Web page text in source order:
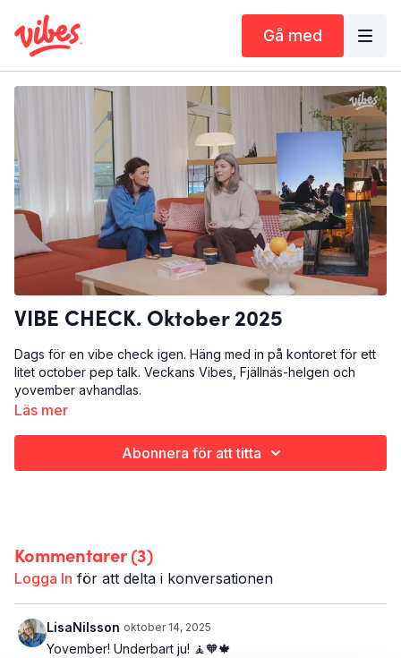
Gå med
VIBE CHECK. Oktober 2025
Dags för en vibe check igen. Häng med in på kontoret för ett
litet october pep talk. Veckans Vibes, Fjällnäs-helgen och
yovember avhandlas.
Läs mer
Abonnera för att titta
Kommentarer (3)
Logga In för att delta i konversationen
LisaNilsson oktober 14, 2025
Yovember! Underbart ju! 🧘🧡🍁